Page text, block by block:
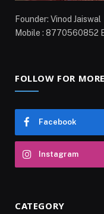
Founder: Vinod Jaiswal
Mobile : 8770560852
FOLLOW FOR MORE
Facebook
Instagram
CATEGORY